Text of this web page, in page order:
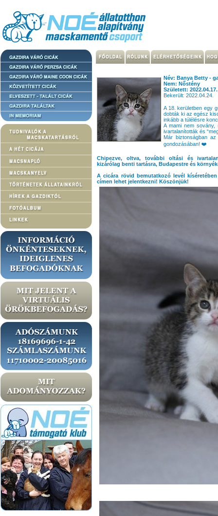
Név: Banya Betty -
Nem: Nőstény
Született: 2022.04.17.
Bekerült: 2022.04.24.
A 18. kerületben egy
dobták ki az egész
inkább a túlélésre
A mami nem sovány,
ivartalanították és
Már biztonságban
gondozásában! ❤️
Chipezve, oltva, további oltási és
kizárólag benti tartásra, Budapestre és
A cicára rövid bemutatkozó levél
címen lehet jelentkezni! Köszönjük!